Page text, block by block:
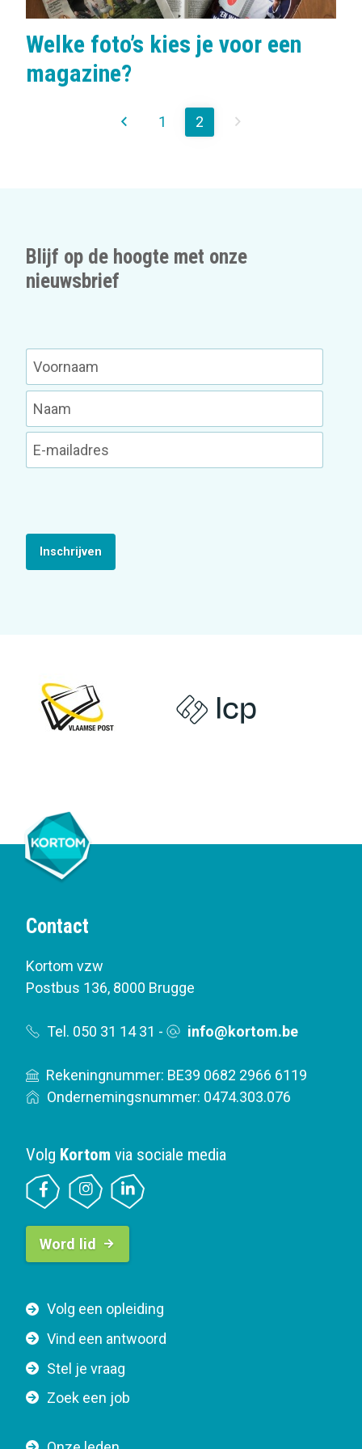
Welke foto’s kies je voor een
magazine?
1 2
Blijf op de hoogte met onze
nieuwsbrief
Inschrijven
Contact
Kortom vzw
Postbus 136, 8000 Brugge
Tel. 050 31 14 31 - info@kortom.be
Rekeningnummer: BE39 0682 2966 6119
Ondernemingsnummer: 0474.303.076
F
o
t
e
Volg een opleiding
Vind een antwoord
Stel je vraag
Zoek een job
Volg Kortom via sociale media
B
t
o
n
a
v
g
Word lid